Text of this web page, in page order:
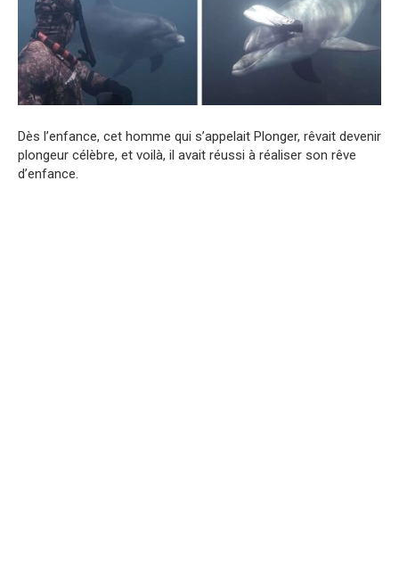
Dès l’enfance, cet homme qui s’appelait Plonger, rêvait devenir
plongeur célèbre, et voilà, il avait réussi à réaliser son rêve
d’enfance.